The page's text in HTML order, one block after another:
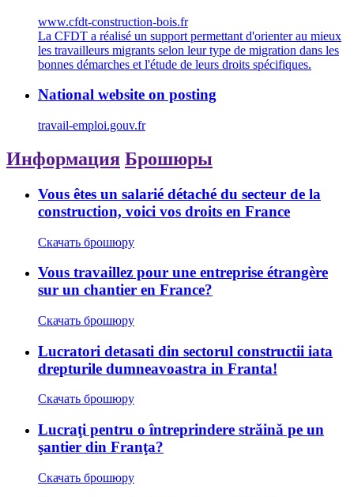
www.cfdt-construction-bois.fr
La CFDT a réalisé un support permettant d'orienter au mieux
les travailleurs migrants selon leur type de migration dans les
bonnes démarches et l'étude de leurs droits spécifiques.
National website on posting
travail-emploi.gouv.fr
Информация Брошюры
Vous êtes un salarié détaché du secteur de la
construction, voici vos droits en France
Скачать брошюру
Vous travaillez pour une entreprise étrangère
sur un chantier en France?
Скачать брошюру
Lucratori detasati din sectorul constructii iata
drepturile dumneavoastra in Franta!
Скачать брошюру
Lucraţi pentru o întreprindere străină pe un
şantier din Franţa?
Скачать брошюру